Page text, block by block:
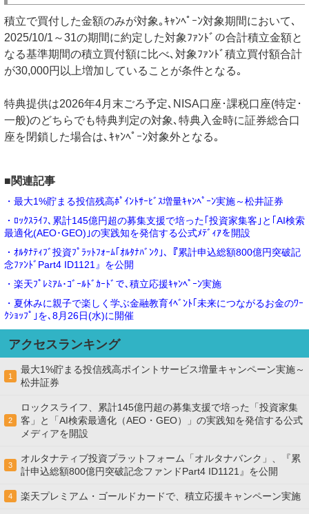
積立で買付した金額のみが対象｡ｷｬﾝﾍﾟｰﾝ対象期間において､
2025/10/1～31の期間に約定した対象ﾌｧﾝﾄﾞの合計積立金額と
なる基準期間の積立買付額に比べ､対象ﾌｧﾝﾄﾞ積立買付額合計
が30,000円以上増加していることが条件となる｡
特典提供は2026年4月末ごろ予定､NISA口座･課税口座(特定･
一般)のどちらでも特典判定の対象､特典入金時に証券総合口
座を閉鎖した場合は､ｷｬﾝﾍﾟｰﾝ対象外となる｡
■関連記事
・最大1%貯まる投信残高ﾎﾟｲﾝﾄｻｰﾋﾞｽ増量ｷｬﾝﾍﾟｰﾝ実施～松井証券
・ﾛｯｸｽﾗｲﾌ､累計145億円超の募集支援で培った｢投資家集客｣と｢AI検索
最適化(AEO･GEO)｣の実践知を発信する公式ﾒﾃﾞｨｱを開設
・ｵﾙﾀﾅﾃｨﾌﾞ投資ﾌﾟﾗｯﾄﾌｫｰﾑ｢ｵﾙﾀﾅﾊﾞﾝｸ｣､『累計申込総額800億円突破記
念ﾌｧﾝﾄﾞPart4 ID1121』を公開
・楽天ﾌﾟﾚﾐｱﾑ･ｺﾞｰﾙﾄﾞｶｰﾄﾞで､積立応援ｷｬﾝﾍﾟｰﾝ実施
・夏休みに親子で楽しく学ぶ金融教育ｲﾍﾞﾝﾄ｢未来につながるお金のﾜｰ
ｸｼｮｯﾌﾟ｣を､8月26日(水)に開催
アクセスランキング
1
最大1%貯まる投信残高ポイントサービス増量キャンペーン実施～
松井証券
2
ロックスライフ、累計145億円超の募集支援で培った「投資家集
客」と「AI検索最適化（AEO・GEO）」の実践知を発信する公式
メディアを開設
3
オルタナティブ投資プラットフォーム「オルタナバンク」、『累
計申込総額800億円突破記念ファンドPart4 ID1121』を公開
4 楽天プレミアム・ゴールドカードで、積立応援キャンペーン実施